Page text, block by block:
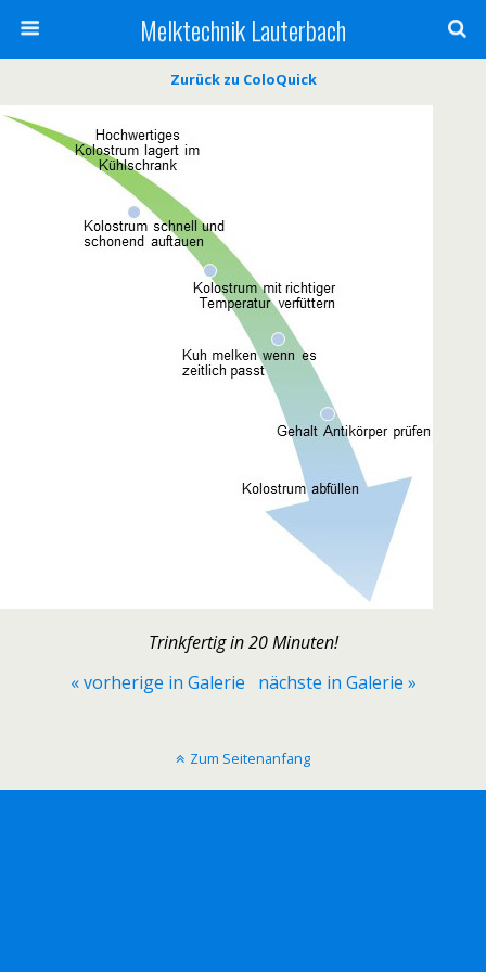
Melktechnik Lauterbach
Zurück zu ColoQuick
Trinkfertig in 20 Minuten!
« vorherige in Galerie
nächste in Galerie »
Zum Seitenanfang